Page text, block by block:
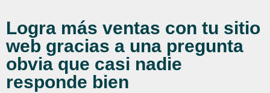
Logra más ventas con tu sitio
web gracias a una pregunta
obvia que casi nadie
responde bien